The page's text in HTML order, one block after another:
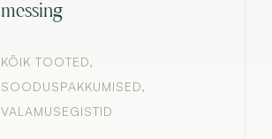
messing
KÕIK TOOTED,
SOODUSPAKKUMISED,
VALAMUSEGISTID